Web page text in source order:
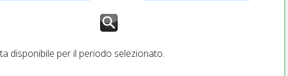
disponibile per il periodo selezionato.